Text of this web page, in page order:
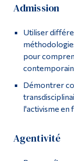
Admission
Utiliser
pour
Démontrer
l'activisme en
Agentivité